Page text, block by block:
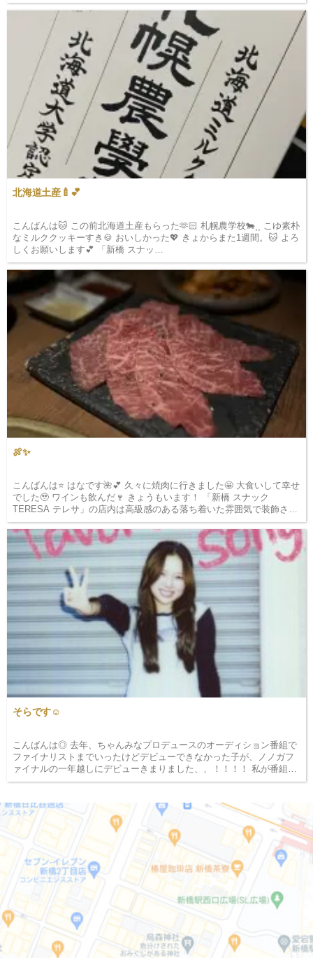
北海道土産🍼💕
こんばんは🐱 この前北海道土産もらった🫶🏻 札幌農学校🐄⸒⸒ こゆ素朴
なミルククッキーすき🍪 おいしかった💖 きょからまた1週間。🐱 よろ
しくお願いします💕 「新橋 スナッ…
🍖✨
こんばんは⭐️ はなです🌺💕 久々に焼肉に行きました🤩 大食いして幸せ
でした🥹 ワインも飲んだ🍷 きょうもいます！ 「新橋 スナック
TERESA テレサ」の店内は高級感のある落ち着いた雰囲気で装飾され
ており、訪れた瞬間…
そらです☺︎
こんばんは◎ 去年、ちゃんみなプロデュースのオーディション番組で
ファイナリストまでいったけどデビューできなかった子が、ノノガフ
ァイナルの一年越しにデビューきまりました、、！！！！ 私が番組の
中で1番推していた子だったのでめちゃくちゃ嬉しい😭💭 はやく曲聴